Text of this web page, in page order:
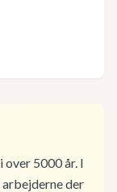
5000 år. I
der